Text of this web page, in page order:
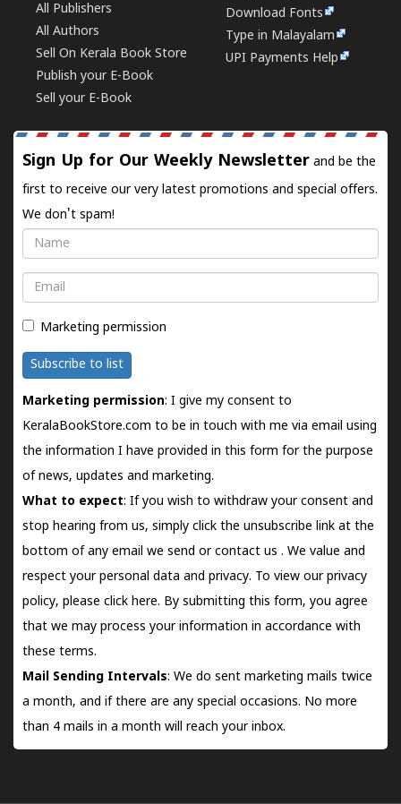
All Publishers
All Authors
Sell On Kerala Book Store
Publish your E-Book
Sell your E-Book
Download Fonts
Type in Malayalam
UPI Payments Help
Sign Up for Our Weekly Newsletter and be the
first to receive our very latest promotions and special offers.
We don't spam!
Name
Email
Marketing permission
Subscribe to list
Marketing permission: I give my consent to
KeralaBookStore.com to be in touch with me via email using
the information I have provided in this form for the purpose
of news, updates and marketing.
What to expect: If you wish to withdraw your consent and
stop hearing from us, simply click the unsubscribe link at the
bottom of any email we send orcontact us . We value and
respect your personal data and privacy. To view our privacy
policy, please click here. By submitting this form, you agree
that we may process your information in accordance with
these terms.
Mail Sending Intervals: We do sent marketing mails twice
a month, and if there are any special occasions. No more
than 4 mails in a month will reach your inbox.